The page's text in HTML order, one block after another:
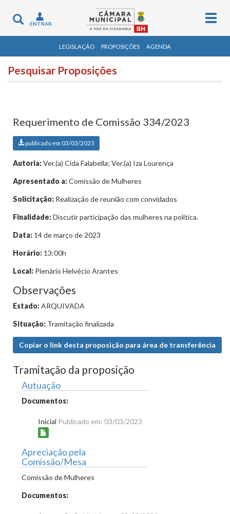
Toggle
navigation
ENTRAR
LEGISLAÇÃO PROPOSIÇÕES AGENDA
Pesquisar Proposições
Requerimento de Comissão 334/2023
publicado em 03/03/2023
Autoria:Ver.(a) Cida Falabella; Ver.(a) Iza Lourença
Apresentado a:Comissão de Mulheres
Solicitação: Realização de reunião com convidados
Finalidade:Discutir participação das mulheres na política.
Data: 14 de março de 2023
Horário: 13:00h
Local: Plenário Helvécio Arantes
Observações
Estado:ARQUIVADA
Situação: Tramitação finalizada
Copiar o link desta proposição para área de transferência
Tramitação da proposição
Autuação
Documentos:
Inicial Publicado em: 03/03/2023
Apreciação pela
Comissão/Mesa
Comissão de Mulheres
Documentos: